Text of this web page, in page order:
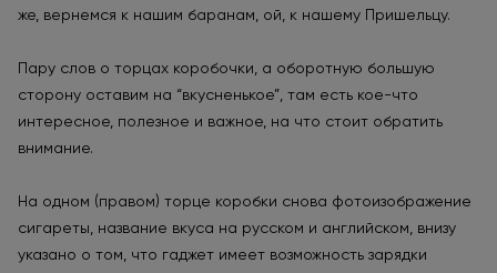
же, вернемся к нашим баранам, ой, к нашему Пришельцу.
Пару слов о торцах коробочки, а оборотную большую
сторону оставим на “вкусненькое”, там есть кое-что
интересное, полезное и важное, на что стоит обратить
внимание.
На одном (правом) торце коробки снова фотоизображение
сигареты, название вкуса на русском и английском, внизу
указано о том, что гаджет имеет возможность зарядки